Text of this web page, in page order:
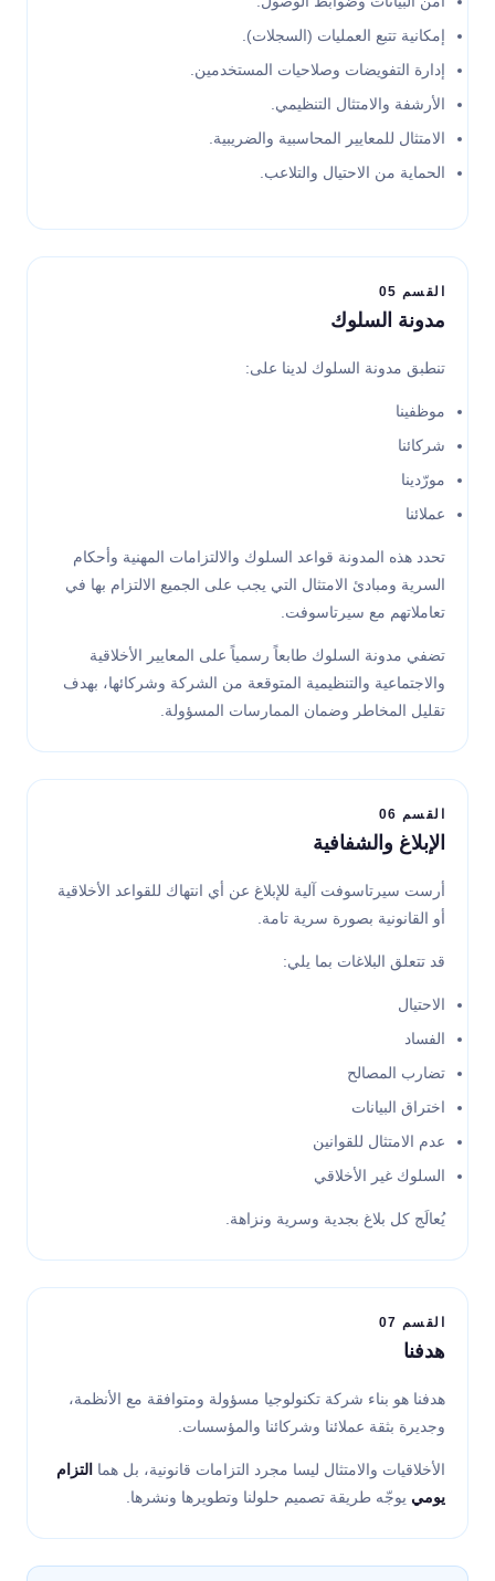
إمكانية تتبع العمليات (السجلات).
إدارة التفويضات وصلاحيات المستخدمين.
الأرشفة والامتثال التنظيمي.
الامتثال للمعايير المحاسبية والضريبية.
الحماية من الاحتيال والتلاعب.
القسم 05
مدونة السلوك
تنطبق مدونة السلوك لدينا على:
موظفينا
شركائنا
مورّدينا
عملائنا
تحدد هذه المدونة قواعد السلوك والالتزامات المهنية وأحكام
السرية ومبادئ الامتثال التي يجب على الجميع الالتزام بها في
تعاملاتهم مع سيرتاسوفت.
تضفي مدونة السلوك طابعاً رسمياً على المعايير الأخلاقية
والاجتماعية والتنظيمية المتوقعة من الشركة وشركائها، بهدف
تقليل المخاطر وضمان الممارسات المسؤولة.
القسم 06
الإبلاغ والشفافية
أرست سيرتاسوفت آلية للإبلاغ عن أي انتهاك للقواعد الأخلاقية
أو القانونية بصورة سرية تامة.
قد تتعلق البلاغات بما يلي:
الاحتيال
الفساد
تضارب المصالح
اختراق البيانات
عدم الامتثال للقوانين
السلوك غير الأخلاقي
يُعالَج كل بلاغ بجدية وسرية ونزاهة.
القسم 07
هدفنا
هدفنا هو بناء شركة تكنولوجيا مسؤولة ومتوافقة مع الأنظمة،
وجديرة بثقة عملائنا وشركائنا والمؤسسات.
الأخلاقيات والامتثال ليسا مجرد التزامات قانونية، بل هما التزام
يومي يوجّه طريقة تصميم حلولنا وتطويرها ونشرها.